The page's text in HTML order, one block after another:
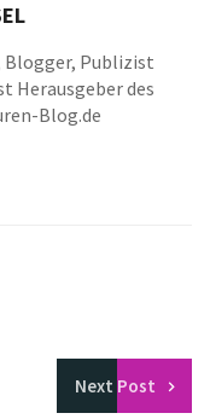
Blogger, Publizist
Herausgeber des
Blog.de
Next Post